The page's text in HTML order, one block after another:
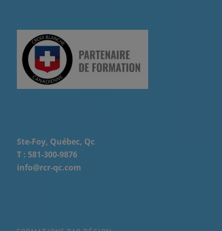
Ste-Foy, Québec, Qc
T : 581-300-9876
info@rcr-qc.com